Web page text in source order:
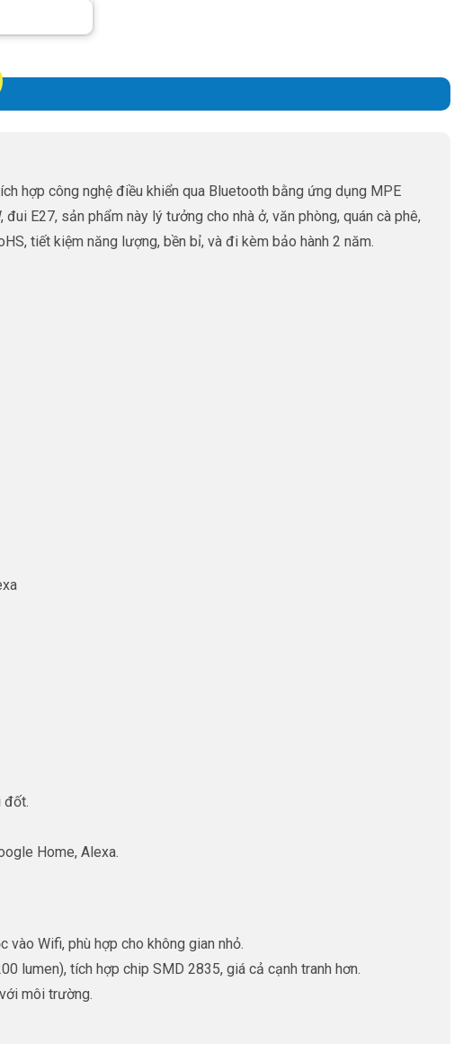
hợp công nghệ điều khiển qua Bluetooth bằng ứng dụng MPE
E27, sản phẩm này lý tưởng cho nhà ở, văn phòng, quán cà phê,
tiết kiệm năng lượng, bền bỉ, và đi kèm bảo hành 2 năm.
đốt.
Home, Alexa.
Wifi, phù hợp cho không gian nhỏ.
lumen), tích hợp chip SMD 2835, giá cả cạnh tranh hơn.
môi trường.